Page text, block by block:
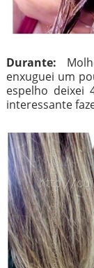
Durante:
enxuguei um
espelho deixei
interessante